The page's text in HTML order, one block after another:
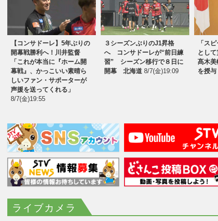
夢に向かって励む子どもたちを応援！フ
【コンサドーレ】5年ぶりの
開幕戦勝利へ！川井監督
「これが本当に『ホーム開
幕戦』、かっこいい素晴ら
しいファン・サポーターが
声援を送ってくれる」
8/7(金)19:55
３シーズンぶりのJ1昇格
へ コンサドーレが“前日練
習” シーズン移行で８日に
開幕 北海道 8/7(金)19:09
「ス
とし
髙木美
を授与
ライブカメラ